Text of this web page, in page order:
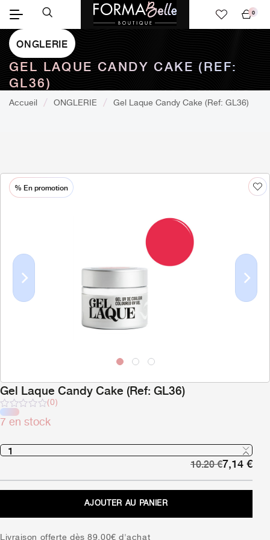
panier
0
ONGLERIE
GEL LAQUE CANDY CAKE (REF:
GL36)
Accueil ONGLERIE Gel Laque Candy Cake (Ref: GL36)
% En promotion
Previous Next
Gel Laque Candy Cake (Ref: GL36)
Note
sur
(0)
7 en stock
10.20€Le
prix
initial
10,20 €.
7,14€Le
prix
AJOUTER AU PANIER